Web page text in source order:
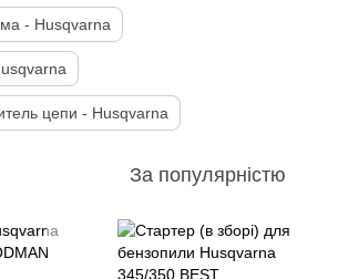
- Husqvarna
цепи - Husqvarna
За популярністю